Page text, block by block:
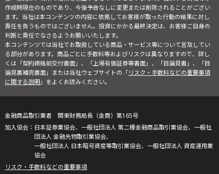
作成時現在のものであり、今後予告なしに変更または削除されることがござい
ます。当社は本コンテンツの内容に依拠してお客様が取った行動の結果に対し
責任を負うものではございません。投資にかかる最終決定は、お客様ご自身の
判断と責任でなさるようお願いいたします。
本コンテンツでは当社でお取扱している商品・サービス等について言及してい
る部分があります。商品ごとに手数料等およびリスクは異なりますので、詳し
くは「契約締結前交付書面」、「上場有価証券等書面」、「目論見書」、「目
論見書補完書面」または当社ウェブサイトの「リスク・手数料などの重要事項
に関する説明」をよくお読みください。
金融商品取引業者 関東財務局長（金商）第165号
日本証券業協会、一般社団法人 第二種金融商品取引業協会、一般社
団法人 金融先物取引業協会、
一般社団法人 日本暗号資産等取引業協会、一般社団法人 資産運用業
協会
リスク・手数料などの重要事項